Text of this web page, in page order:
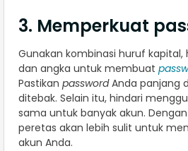
3. Memperkuat
Gunakan kombinasi huruf kapital,
dan angka untuk membuat
Pastikan passwordAnda panjang
ditebak. Selain itu, hindari
sama untuk banyak akun. Dengan
peretas akan lebih sulit untuk
akun Anda.